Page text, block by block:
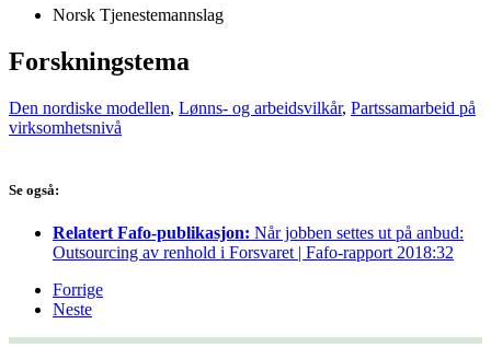
Norsk Tjenestemannslag
Forskningstema
Den nordiske modellen, Lønns- og arbeidsvilkår, Partssamarbeid på
virksomhetsnivå
Se også:
Relatert Fafo-publikasjon: Når jobben settes ut på anbud:
Outsourcing av renhold i Forsvaret | Fafo-rapport 2018:32
Forrige
Neste